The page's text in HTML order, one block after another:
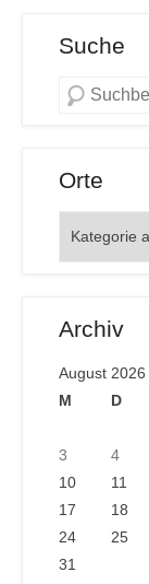
Suche
Orte
Archiv
August 2026
M
D
3
4
10
11
17
18
24
25
31